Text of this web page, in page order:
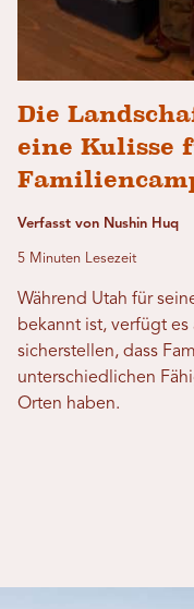
Die
eine Kulisse
Verfasst von Nushin Huq
5 Minuten Lesezeit
Während Utah für
bekannt ist, verfügt es
sicherstellen, dass
unterschiedlichen
Orten haben.